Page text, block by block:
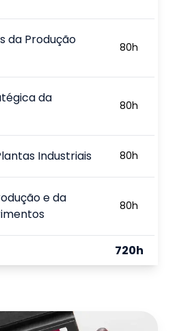
da Produção
80h
da
80h
Industriais 80h
e da
80h
720h